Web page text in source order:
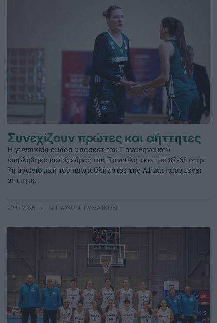
Συνεχίζουν πρώτες και αήττητες
Η γυναικεία ομάδα μπάσκετ του Παναθηναϊκού
επιβλήθηκε εκτός έδρας του Παναθλητικού με 87-68 στην
7η αγωνιστική του πρωταθλήματος της Α1 και παραμένει
αήττητη.
22.11.2025 ΜΠΑΣΚΕΤ ΓΥΝΑΙΚΩΝ